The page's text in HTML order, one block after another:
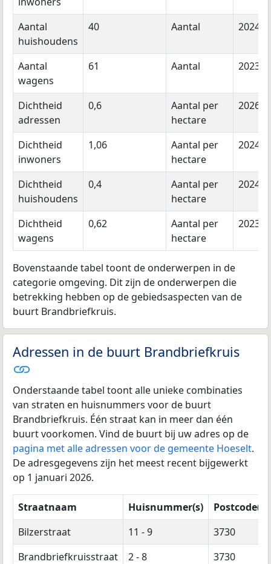
Aantal
huishoudens
40 Aantal 2024
Aantal
wagens
61 Aantal 2023
Dichtheid
adressen
0,6
Aantal per
hectare
2026
Dichtheid
inwoners
1,06
Aantal per
hectare
2024
Dichtheid
huishoudens
0,4
Aantal per
hectare
2024
Dichtheid
wagens
0,62
Aantal per
hectare
2023
Bovenstaande tabel toont de onderwerpen in de
categorie omgeving. Dit zijn de onderwerpen die
betrekking hebben op de gebiedsaspecten van de
buurt Brandbriefkruis.
Adressen in de buurt Brandbriefkruis
Onderstaande tabel toont alle unieke combinaties
van straten en huisnummers voor de buurt
Brandbriefkruis. Één straat kan in meer dan één
buurt voorkomen. Vind de buurt bij uw adres op de
pagina met alle adressen voor de gemeente Hoeselt.
De adresgegevens zijn het meest recent bijgewerkt
op 1 januari 2026.
Straatnaam Huisnummer(s)
Postcode(s)
Bilzerstraat
11 - 9
3730
Brandbriefkruisstraat
2 - 8
3730